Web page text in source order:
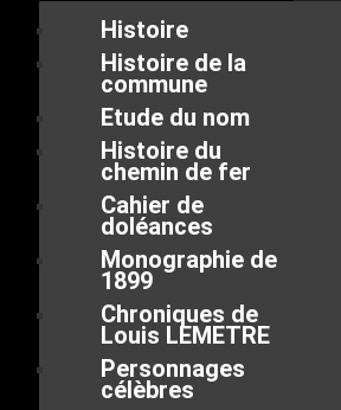
Histoire
Histoire de la
commune
Etude du nom
Histoire du
chemin de fer
Cahier de
doléances
Monographie de
1899
Chroniques de
Louis LEMETRE
Personnages
célèbres